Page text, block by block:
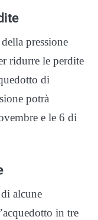
pressione
ridurre le perdite
di
potrà
e le 6 di
alcune
in tre